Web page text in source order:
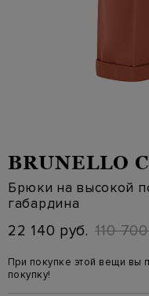
BRUNELLO
Брюки на высокой
габардина
22 140 руб. 110
При покупке этой вещи вы
покупку!